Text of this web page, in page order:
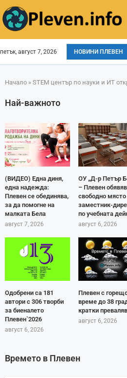
петък, август 7, 2026 НОВИНИ ПЛЕВЕН
Начало » STEM център по науки и ИТ
Най-важното
(ВИДЕО) Една диня,
една надежда:
Плевен се обединява,
за да помогне на
малката Бела
август 7, 2026
ОУ „Д-р Петър
– Плевен
свободно място
заместник-
по учебната
август 6, 2026
Одобрени са 181
автори с 306 творби
за биеналето
Плевен`2026
август 6, 2026
Плевен с
време до 38
кратки
август 6, 2026
Времето в Плевен